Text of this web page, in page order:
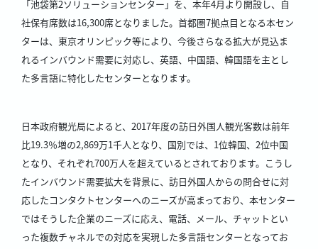
「池袋第2ソリューションセンター」を、本年4月より開設し、自
社保有席数は16,300席となりました。首都圏7拠点目となる本セン
ターは、東京オリンピック等により、今後さらなる拡大が見込ま
れるインバウンド需要に対応し、英語、中国語、韓国語を主とし
た多言語に特化したセンターとなります。
日本政府観光局によると、2017年度の訪日外国人観光客数は前年
比19.3％増の2,869万1千人となり、国別では、1位韓国、2位中国
となり、それぞれ700万人を超えているとされております。こうし
たインバウンド需要拡大を背景に、訪日外国人からの問合せに対
応したコンタクトセンターへのニーズが高まっており、本センター
ではそうした企業のニーズに応え、電話、メール、チャットとい
った複数チャネルでの対応を実現した多言語センターとなってお